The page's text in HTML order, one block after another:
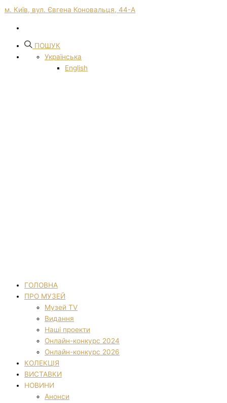
м. Київ, вул. Євгена Коновальця, 44-А
ПОШУК
Українська
English
ГОЛОВНА
ПРО МУЗЕЙ
Музей TV
Видання
Наші проекти
Онлайн-конкурс 2024
Онлайн-конкурс 2026
КОЛЕКЦІЯ
ВИСТАВКИ
НОВИНИ
Анонси